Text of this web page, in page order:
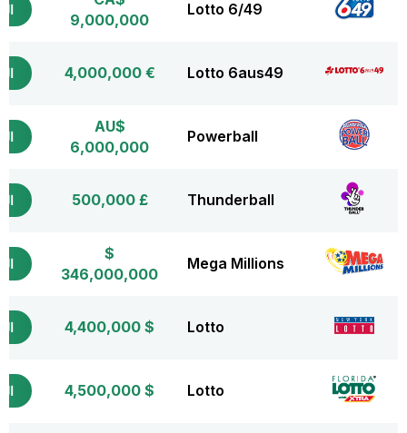
Lotto 6/49
9,000,000
Lotto 6aus49
€ 4,000,000
Powerball
AU$
6,000,000
Thunderball
£ 500,000
Mega Millions
$
346,000,000
Lotto
$ 4,400,000
Lotto
$ 4,500,000